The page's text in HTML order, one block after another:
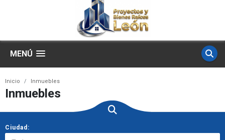
MENÚ
Inicio Inmuebles
Inmuebles
Ciudad: